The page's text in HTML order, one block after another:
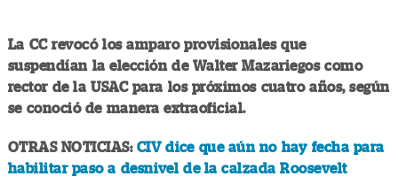
La CC revocó los amparo provisionales que
suspendían la elección de Walter Mazariegos como
rector de la USAC para los próximos cuatro años, según
se conoció de manera extraoficial.
OTRAS NOTICIAS: CIV dice que aún no hay fecha para
habilitar paso a desnivel de la calzada Roosevelt